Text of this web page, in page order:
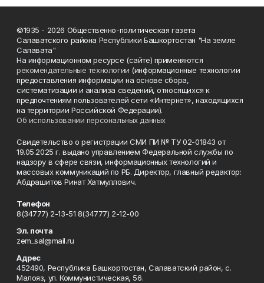
©1935 - 2026 Общественно-политическая газета
Салаватского района Республики Башкортостан "На земле
Салавата"
На информационном ресурсе (сайте) применяются
рекомендательные технологии (информационные технологии
предоставления информации на основе сбора,
систематизации и анализа сведений, относящихся к
предпочтениям пользователей сети «Интернет», находящихся
на территории Российской Федерации).
Об использовании персональных данных
Свидетельство о регистрации СМИ ПИ № ТУ 02-01843 от
19.05.2025 г. выдано управлением Федеральной службы по
надзору в сфере связи, информационных технологий и
массовых коммуникаций по РБ. Директор, главный редактор:
Абдрашитов Ринат Хатмуллович.
Телефон
8(34777) 2-13-51 8(34777) 2-12-00
Эл. почта
zem_sal@mail.ru
Адрес
452490, Республика Башкортостан, Салаватский район, с.
Малояз, ул. Коммунистическая, 56.